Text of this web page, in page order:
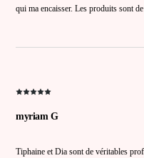
qui ma encaisser. Les produits sont
myriam G
Tiphaine et Dia sont de véritables